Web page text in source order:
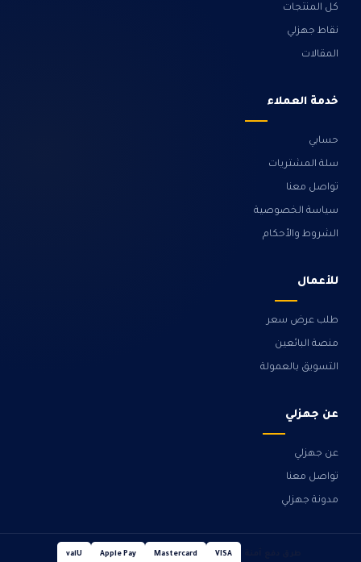
كل المنتجات
نقاط جهزلي
المقالات
خدمة العملاء
حسابي
سلة المشتريات
تواصل معنا
سياسة الخصوصية
الشروط والأحكام
للأعمال
طلب عرض سعر
منصة البائعين
التسويق بالعمولة
عن جهزلي
عن جهزلي
تواصل معنا
مدونة جهزلي
VISA
Mastercard
Apple Pay
valU